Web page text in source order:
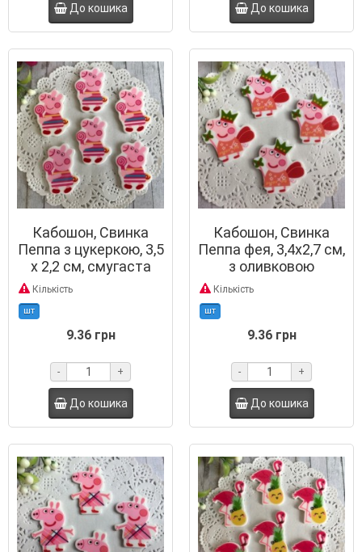
До кошика До кошика
Кабошон, Свинка
Пеппа з цукеркою, 3,5
х 2,2 см, смугаста
Кількість
шт
9.36 грн
- +
До кошика
Кабошон, Свинка
Пеппа фея, 3,4х2,7 см,
з оливковою
короною та чарівною
Кількість
шт
9.36 грн
- +
До кошика